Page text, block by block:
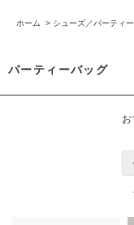
ホーム > シューズ／パーティ
パーティーバッグ
お